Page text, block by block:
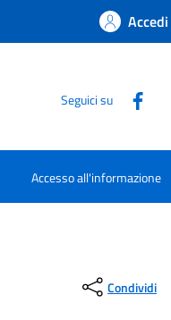
Seguici su
Accesso all'informazione
Condividi